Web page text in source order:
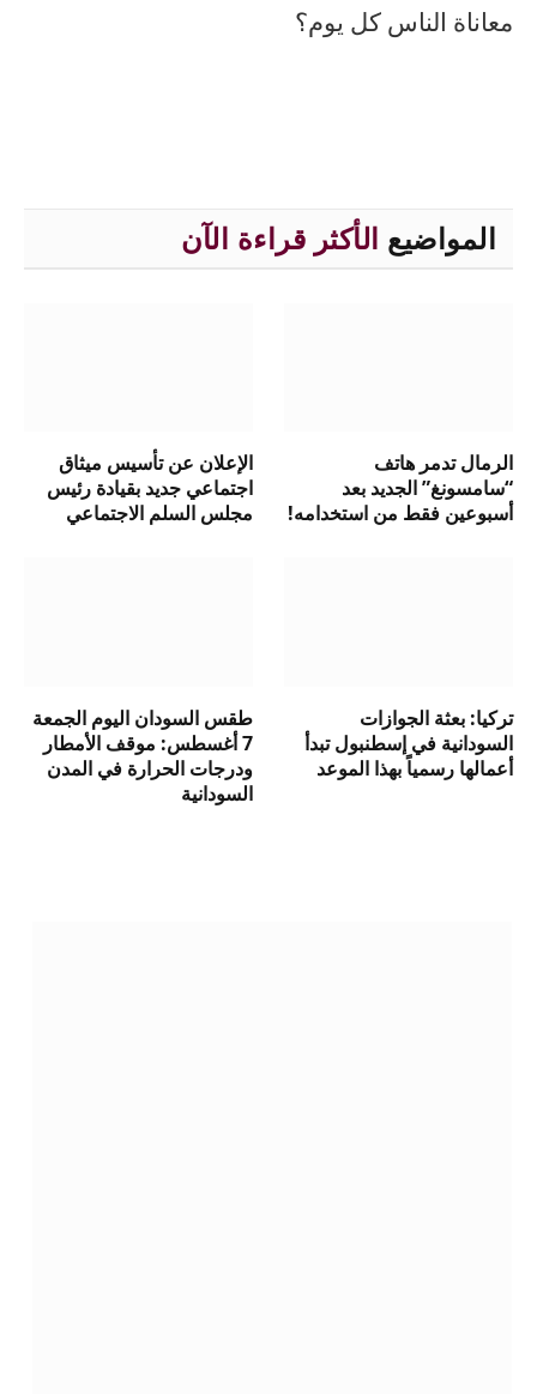
معاناة الناس كل يوم؟
المواضيع الأكثر قراءة الآن
الرمال تدمر هاتف
“سامسونغ” الجديد بعد
أسبوعين فقط من استخدامه!
الإعلان عن تأسيس ميثاق
اجتماعي جديد بقيادة رئيس
مجلس السلم الاجتماعي
تركيا: بعثة الجوازات
السودانية في إسطنبول تبدأ
أعمالها رسمياً بهذا الموعد
طقس السودان اليوم الجمعة
7 أغسطس: موقف الأمطار
ودرجات الحرارة في المدن
السودانية